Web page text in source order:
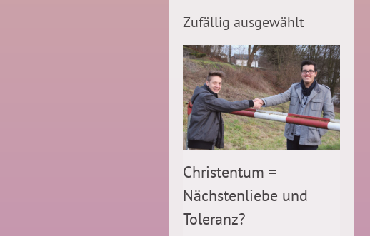
Zufällig ausgewählt
Christentum =
Nächstenliebe und
Toleranz?